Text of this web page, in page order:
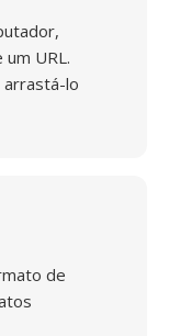
URL.
lo
de